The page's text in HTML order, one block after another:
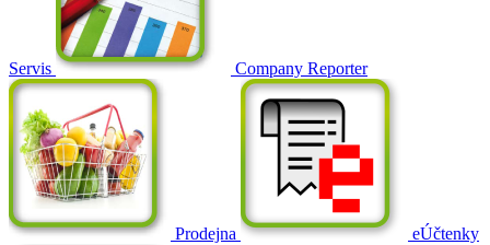
Servis Company Reporter
Prodejna eÚčtenky